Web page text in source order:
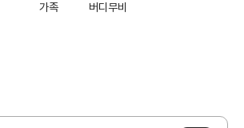
가족 버디무비